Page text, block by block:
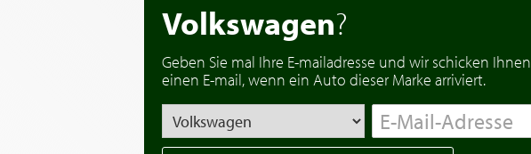
Volkswagen?
Geben Sie mal Ihre E-mailadresse und wir schicken Ihnen
einen E-mail, wenn ein Auto dieser Marke arriviert.